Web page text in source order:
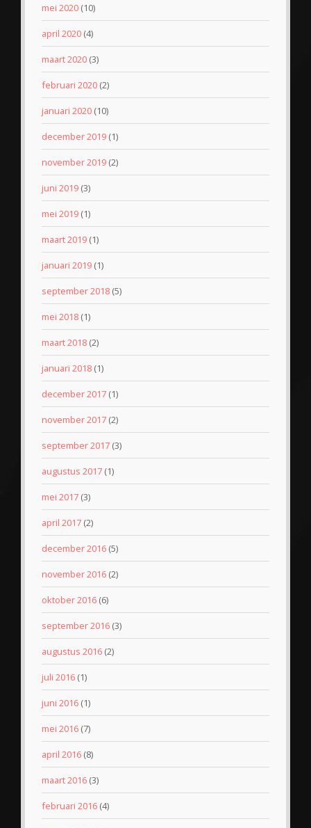
mei 2020 (10)
april 2020 (4)
maart 2020 (3)
februari 2020 (2)
januari 2020 (10)
december 2019 (1)
november 2019 (2)
juni 2019 (3)
mei 2019 (1)
maart 2019 (1)
januari 2019 (1)
september 2018 (5)
mei 2018 (1)
maart 2018 (2)
januari 2018 (1)
december 2017 (1)
november 2017 (2)
september 2017 (3)
augustus 2017 (1)
mei 2017 (3)
april 2017 (2)
december 2016 (5)
november 2016 (2)
oktober 2016 (6)
september 2016 (3)
augustus 2016 (2)
juli 2016 (1)
juni 2016 (1)
mei 2016 (7)
april 2016 (8)
maart 2016 (3)
februari 2016 (4)